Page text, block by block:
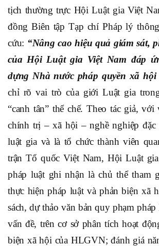
tịch thường trực Hội Luật gia Việt
đồng Biên tập Tạp chí Pháp lý
cứu: “Nâng cao hiệu quả giám sát,
của Hội Luật gia Việt Nam đáp
dựng Nhà nước pháp quyền xã
chỉ rõ vai trò của giới Luật gia
“canh tân” thể chế. Theo tác giả,
chính trị – xã hội – nghề nghiệp đặc
luật gia và là tổ chức thành viên
trận Tổ quốc Việt Nam, Hội Luật
pháp luật ghi nhận là chủ thể tham
thực hiện pháp luật và phản biện xã
sách, dự thảo văn bản quy phạm
vấn đề, trên cơ sở phân tích hoạt
biện xã hội của HLGVN; đánh giá